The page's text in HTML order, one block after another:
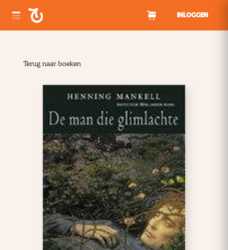
INLOGGEN
Terug naar boeken